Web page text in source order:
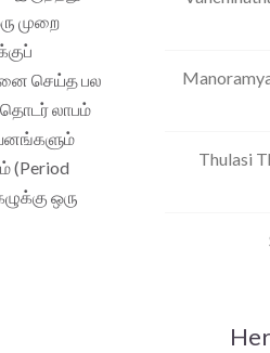
முறை
செய்த பல
லாபம்
(Period
ஒரு
Thulasi